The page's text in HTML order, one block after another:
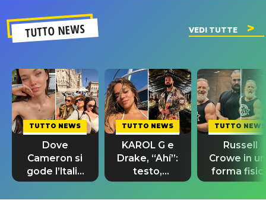
TUTTO NEWS VEDI TUTTE
TUTTO NEWS
Dove
Cameron si
gode l’Italia
prima delle
nozze con
TUTTO NEWS
KAROL G e
Drake, “Ahí”:
testo,
traduzione e
significato
TUTTO NEWS
Russell
Crowe in
forma
per “The